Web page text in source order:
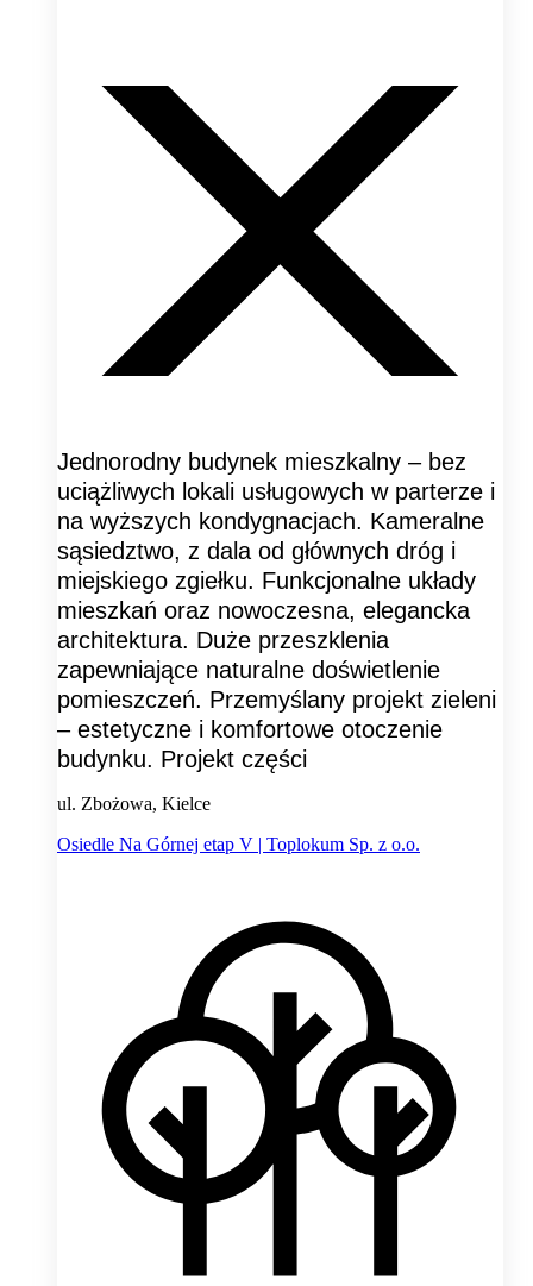
Jednorodny budynek mieszkalny – bez
uciążliwych lokali usługowych w parterze i
na wyższych kondygnacjach. Kameralne
sąsiedztwo, z dala od głównych dróg i
miejskiego zgiełku. Funkcjonalne układy
mieszkań oraz nowoczesna, elegancka
architektura. Duże przeszklenia
zapewniające naturalne doświetlenie
pomieszczeń. Przemyślany projekt zieleni
– estetyczne i komfortowe otoczenie
budynku. Projekt części
ul. Zbożowa, Kielce
Osiedle Na Górnej etap V | Toplokum Sp. z o.o.